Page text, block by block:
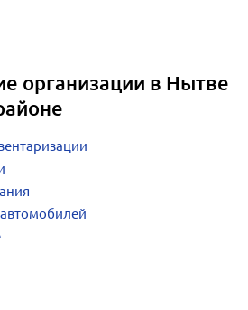
организации в Нытве